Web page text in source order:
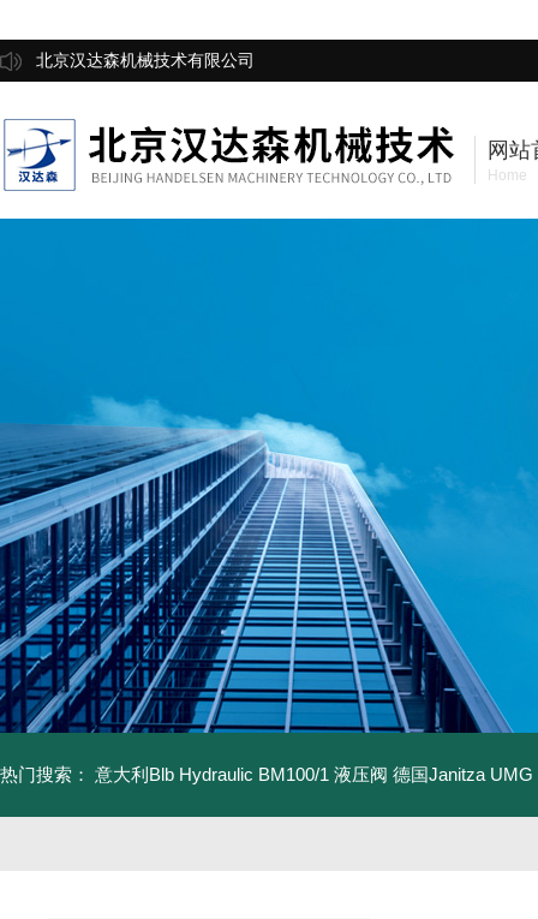
北京汉达森机械技术有限公司
网站
Home
热门搜索： 意大利Blb Hydraulic BM100/1 液压阀 德国Janitza UMG